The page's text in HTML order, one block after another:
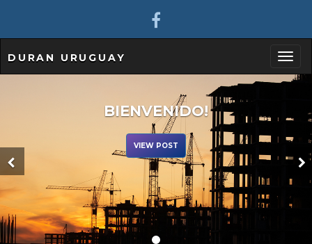
T
o
g
DURAN URUGUAY
BIENVENIDO!
VIEW POST